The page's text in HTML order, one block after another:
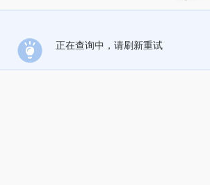
正在查询中，请刷新重试